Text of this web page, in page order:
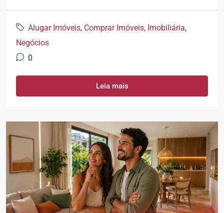
Alugar Imóveis, Comprar Imóveis, Imobiliária,
Negócios
0
Leia mais